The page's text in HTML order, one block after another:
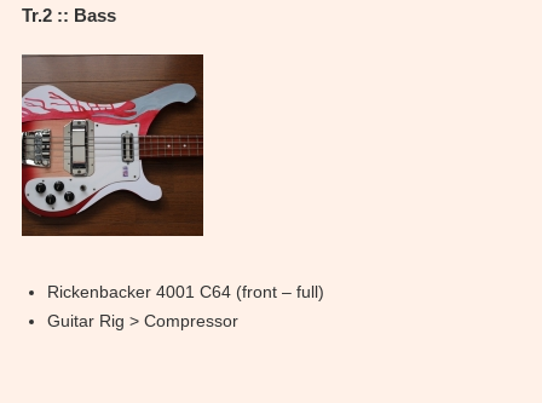
Tr.2 :: Bass
Rickenbacker 4001 C64 (front – full)
Guitar Rig > Compressor